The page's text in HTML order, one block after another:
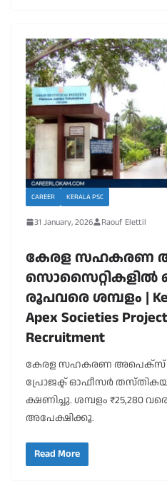
CAREER KERALA PSC
31 January, 2026 Raouf Elettil
കേരള സഹകരണ
സൊസൈറ്റികളില്‍
രൂപവരെ ശമ്പളം |
Apex Societies
Recruitment
കേരള സഹകരണ അപെക്‌സ്
പ്രോജക്ട് ഓഫീസർ
ക്ഷണിച്ചു. ശമ്പളം ₹25,280
അപേക്ഷിക്കൂ.
Read More